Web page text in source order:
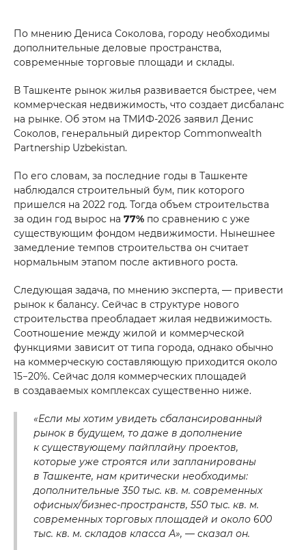
По мнению Дениса Соколова, городу необходимы
дополнительные деловые пространства,
современные торговые площади и склады.
В Ташкенте рынок жилья развивается быстрее, чем
коммерческая недвижимость, что создает дисбаланс
на рынке. Об этом на ТМИФ-2026 заявил Денис
Соколов, генеральный директор Commonwealth
Partnership Uzbekistan.
По его словам, за последние годы в Ташкенте
наблюдался строительный бум, пик которого
пришелся на 2022 год. Тогда объем строительства
за один год вырос на 77% по сравнению с уже
существующим фондом недвижимости. Нынешнее
замедление темпов строительства он считает
нормальным этапом после активного роста.
Следующая задача, по мнению эксперта, — привести
рынок к балансу. Сейчас в структуре нового
строительства преобладает жилая недвижимость.
Соотношение между жилой и коммерческой
функциями зависит от типа города, однако обычно
на коммерческую составляющую приходится около
15−20%. Сейчас доля коммерческих площадей
в создаваемых комплексах существенно ниже.
«Если мы хотим увидеть сбалансированный
рынок в будущем, то даже в дополнение
к существующему пайплайну проектов,
которые уже строятся или запланированы
в Ташкенте, нам критически необходимы:
дополнительные 350 тыс. кв. м. современных
офисных/бизнес-пространств, 550 тыс. кв. м.
современных торговых площадей и около 600
тыс. кв. м. складов класса А», — сказал он.
Maslahat olishni xohlaysizmi?
Sizning ismingiz*
Telefon raqami*
Sizning xabaringiz